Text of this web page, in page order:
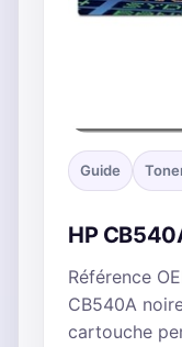
Guide
HP
Référence
CB540A
cartouche